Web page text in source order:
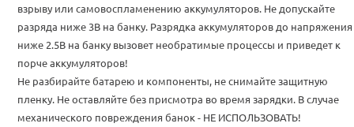
взрыву или самовоспламенению аккумуляторов. Не допускайте
разряда ниже 3В на банку. Разрядка аккумуляторов до напряжения
ниже 2.5В на банку вызовет необратимые процессы и приведет к
порче аккумуляторов!
Не разбирайте батарею и компоненты, не снимайте защитную
пленку. Не оставляйте без присмотра во время зарядки. В случае
механического повреждения банок - НЕ ИСПОЛЬЗОВАТЬ!